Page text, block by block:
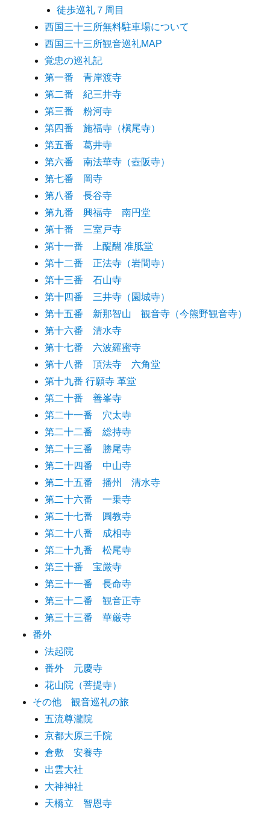
徒歩巡礼７周目
西国三十三所無料駐車場について
西国三十三所観音巡礼MAP
覚忠の巡礼記
第一番 青岸渡寺
第二番 紀三井寺
第三番 粉河寺
第四番 施福寺（槇尾寺）
第五番 葛井寺
第六番 南法華寺（壺阪寺）
第七番 岡寺
第八番 長谷寺
第九番 興福寺 南円堂
第十番 三室戸寺
第十一番 上醍醐 准胝堂
第十二番 正法寺（岩間寺）
第十三番 石山寺
第十四番 三井寺（園城寺）
第十五番 新那智山 観音寺（今熊野観音寺）
第十六番 清水寺
第十七番 六波羅蜜寺
第十八番 頂法寺 六角堂
第十九番 行願寺 革堂
第二十番 善峯寺
第二十一番 穴太寺
第二十二番 総持寺
第二十三番 勝尾寺
第二十四番 中山寺
第二十五番 播州 清水寺
第二十六番 一乗寺
第二十七番 圓教寺
第二十八番 成相寺
第二十九番 松尾寺
第三十番 宝厳寺
第三十一番 長命寺
第三十二番 観音正寺
第三十三番 華厳寺
番外
法起院
番外 元慶寺
花山院（菩提寺）
その他 観音巡礼の旅
五流尊瀧院
京都大原三千院
倉敷 安養寺
出雲大社
大神神社
天橋立 智恩寺